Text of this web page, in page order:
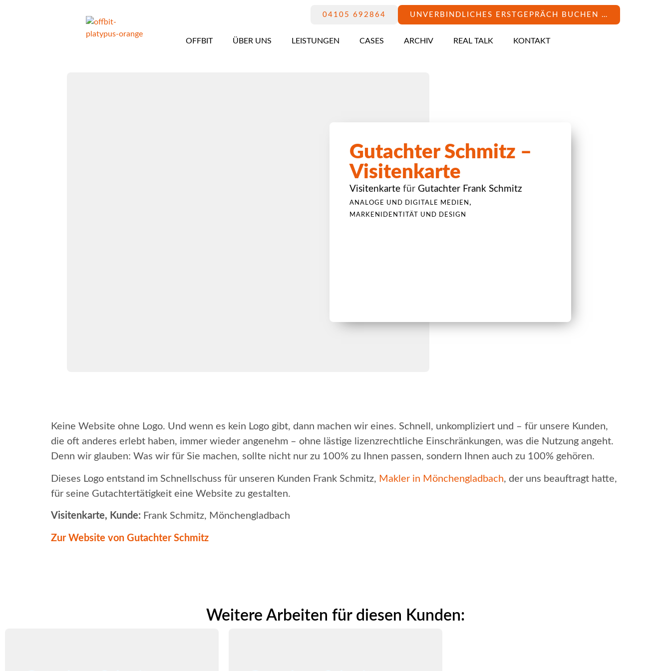
UNVERBINDLICHES ERSTGEPRÄCH BUCHEN …
04105 692864
OFFBIT ÜBER UNS LEISTUNGEN CASES ARCHIV REAL TALK KONTAKT
Gutachter Schmitz –
Visitenkarte
Visitenkarte für Gutachter Frank Schmitz
ANALOGE UND DIGITALE MEDIEN ,
MARKENIDENTITÄT UND DESIGN
Keine Website ohne Logo. Und wenn es kein Logo gibt, dann machen wir eines. Schnell, unkompliziert und – für unsere Kunden,
die oft anderes erlebt haben, immer wieder angenehm – ohne lästige lizenzrechtliche Einschränkungen, was die Nutzung angeht.
Denn wir glauben: Was wir für Sie machen, sollte nicht nur zu 100% zu Ihnen passen, sondern Ihnen auch zu 100% gehören.
Dieses Logo entstand im Schnellschuss für unseren Kunden Frank Schmitz, Makler in Mönchengladbach, der uns beauftragt hatte,
für seine Gutachtertätigkeit eine Website zu gestalten.
Visitenkarte, Kunde: Frank Schmitz, Mönchengladbach
Zur Website von Gutachter Schmitz
Weitere Arbeiten für diesen Kunden: